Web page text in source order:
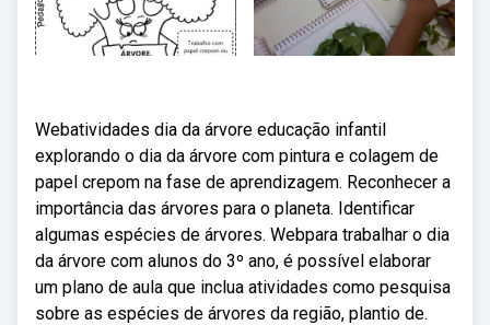
Webatividades dia da árvore educação infantil
explorando o dia da árvore com pintura e colagem de
papel crepom na fase de aprendizagem. Reconhecer a
importância das árvores para o planeta. Identificar
algumas espécies de árvores. Webpara trabalhar o dia
da árvore com alunos do 3º ano, é possível elaborar
um plano de aula que inclua atividades como pesquisa
sobre as espécies de árvores da região, plantio de.